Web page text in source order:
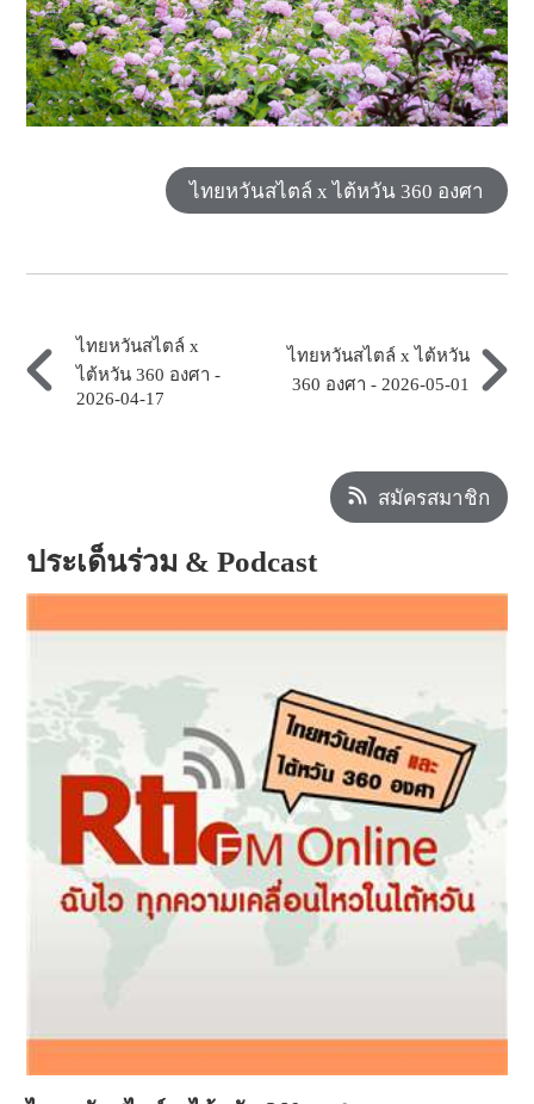
ไทยหวันสไตล์ x ไต้หวัน 360 องศา
ไทยหวันสไตล์ x
ไต้หวัน 360 องศา -
2026-04-17
ไทยหวันสไตล์ x ไต้หวัน
360 องศา - 2026-05-01
สมัครสมาชิก
ประเด็นร่วม & Podcast